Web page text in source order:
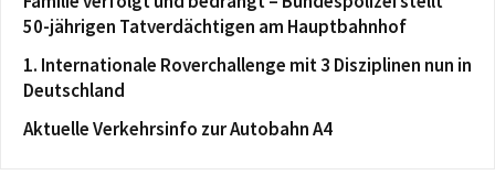
50-jährigen Tatverdächtigen am Hauptbahnhof
1. Internationale Roverchallenge mit 3 Disziplinen nun in
Deutschland
Aktuelle Verkehrsinfo zur Autobahn A4